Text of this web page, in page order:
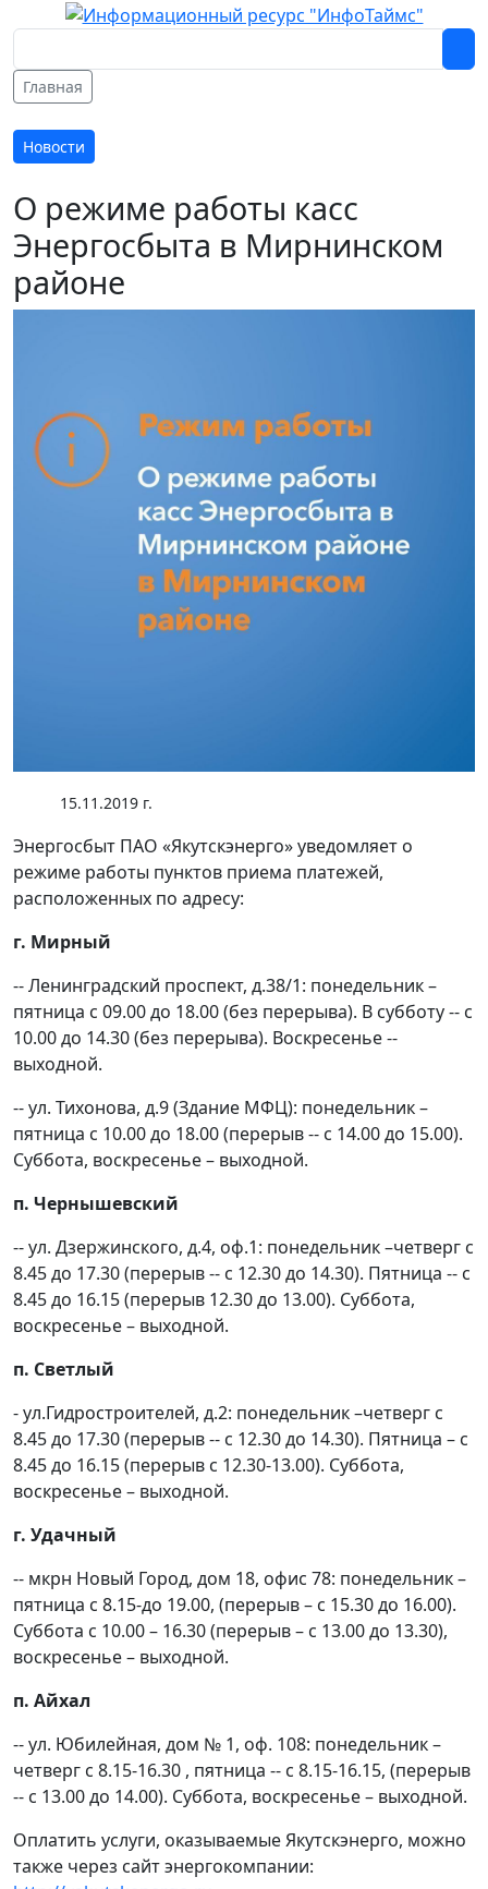
Главная
Новости
О режиме работы касс
Энергосбыта в Мирнинском
районе
15.11.2019 г.
Энергосбыт ПАО «Якутскэнерго» уведомляет о
режиме работы пунктов приема платежей,
расположенных по адресу:
г. Мирный
-- Ленинградский проспект, д.38/1: понедельник –
пятница с 09.00 до 18.00 (без перерыва). В субботу -- с
10.00 до 14.30 (без перерыва). Воскресенье --
выходной.
-- ул. Тихонова, д.9 (Здание МФЦ): понедельник –
пятница с 10.00 до 18.00 (перерыв -- с 14.00 до 15.00).
Суббота, воскресенье – выходной.
п. Чернышевский
-- ул. Дзержинского, д.4, оф.1: понедельник –четверг с
8.45 до 17.30 (перерыв -- с 12.30 до 14.30). Пятница -- с
8.45 до 16.15 (перерыв 12.30 до 13.00). Суббота,
воскресенье – выходной.
п. Светлый
- ул.Гидростроителей, д.2: понедельник –четверг с
8.45 до 17.30 (перерыв -- с 12.30 до 14.30). Пятница – с
8.45 до 16.15 (перерыв с 12.30-13.00). Суббота,
воскресенье – выходной.
г. Удачный
-- мкрн Новый Город, дом 18, офис 78: понедельник –
пятница с 8.15-до 19.00, (перерыв – с 15.30 до 16.00).
Суббота с 10.00 – 16.30 (перерыв – с 13.00 до 13.30),
воскресенье – выходной.
п. Айхал
-- ул. Юбилейная, дом № 1, оф. 108: понедельник –
четверг с 8.15-16.30 , пятница -- с 8.15-16.15, (перерыв
-- с 13.00 до 14.00). Суббота, воскресенье – выходной.
Оплатить услуги, оказываемые Якутскэнерго, можно
также через сайт энергокомпании: